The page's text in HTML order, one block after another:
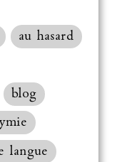
au hasard
blog
langue